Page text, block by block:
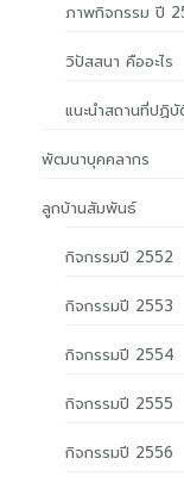
ภาพกิจกรรม ปี
วิปัสสนา คืออะไร
แนะนำสถานที่ปฏิ
พัฒนาบุคคลากร
ลูกบ้านสัมพันธ์
กิจกรรมปี 2552
กิจกรรมปี 2553
กิจกรรมปี 2554
กิจกรรมปี 2555
กิจกรรมปี 2556